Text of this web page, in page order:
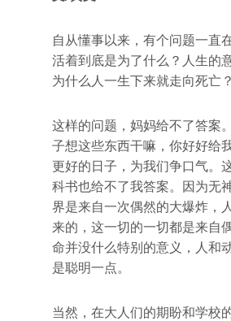
自从懂事以来，有个问题一直
活着到底是为了什么？人生的
为什么人一生下来就走向死亡？
这样的问题，妈妈给不了答案
子想这些东西干嘛，你好好给
更好的日子，为我们争口气。
科书也给不了我答案。因为无
界是来自一次偶然的大爆炸，
来的，这一切的一切都是来自
命并没什么特别的意义，人和
是聪明一点。
当然，在大人们的期盼和学校